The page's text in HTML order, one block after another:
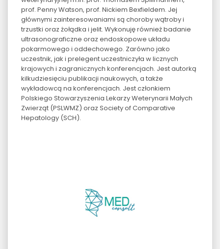
prof. Penny Watson, prof. Nickiem Bexfieldem. Jej
głównymi zainteresowaniami są choroby wątroby i
trzustki oraz żołądka i jelit. Wykonuję również badanie
ultrasonograficzne oraz endoskopowe układu
pokarmowego i oddechowego. Zarówno jako
uczestnik, jak i prelegent uczestniczyła w licznych
krajowych i zagranicznych konferencjach. Jest autorką
kilkudziesięciu publikacji naukowych, a także
wykładowcą na konferencjach. Jest członkiem
Polskiego Stowarzyszenia Lekarzy Weterynarii Małych
Zwierząt (PSLWMZ) oraz Society of Comparative
Hepatology (SCH).